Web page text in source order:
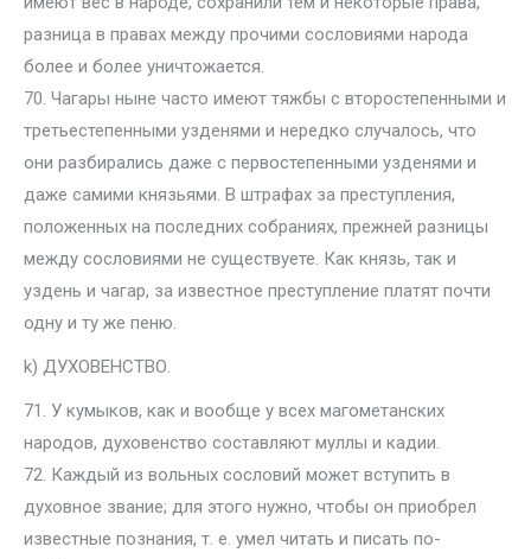
разница в правах между прочими сословиями народа
более и более уничтожается.
70. Чагары ныне часто имеют тяжбы с второстепенными и
третьестепенными узденями и нередко случалось, что
они разбирались даже с первостепенными узденями и
даже самими князьями. В штрафах за преступления,
положенных на последних собраниях, прежней разницы
между сословиями не существуете. Как князь, так и
уздень и чагар, за известное преступление платят почти
одну и ту же пеню.
k) ДУХОВЕНСТВО.
71. У кумыков, как и вообще у всех магометанских
народов, духовенство составляют муллы и кадии.
72. Каждый из вольных сословий может вступить в
духовное звание; для этого нужно, чтобы он приобрел
известные познания, т. е. умел читать и писать по-